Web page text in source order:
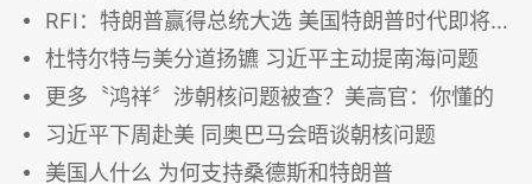
RFI：特朗普赢得总统大选 美国特朗普时代即将到来
杜特尔特与美分道扬镳 习近平主动提南海问题
更多〝鸿祥〞涉朝核问题被查？美高官：你懂的
习近平下周赴美 同奥巴马会晤谈朝核问题
美国人什么 为何支持桑德斯和特朗普